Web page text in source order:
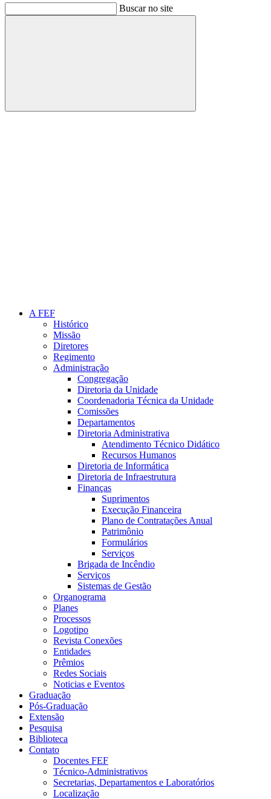
Buscar no site
Buscar
A FEF
Histórico
Missão
Diretores
Regimento
Administração
Congregação
Diretoria da Unidade
Coordenadoria Técnica da Unidade
Comissões
Departamentos
Diretoria Administrativa
Atendimento Técnico Didático
Recursos Humanos
Diretoria de Informática
Diretoria de Infraestrutura
Finanças
Suprimentos
Execução Financeira
Plano de Contratações Anual
Patrimônio
Formulários
Serviços
Brigada de Incêndio
Serviços
Sistemas de Gestão
Organograma
Planes
Processos
Logotipo
Revista Conexões
Entidades
Prêmios
Redes Sociais
Noticias e Eventos
Graduação
Pós-Graduação
Extensão
Pesquisa
Biblioteca
Contato
Docentes FEF
Técnico-Administrativos
Secretarias, Departamentos e Laboratórios
Localização